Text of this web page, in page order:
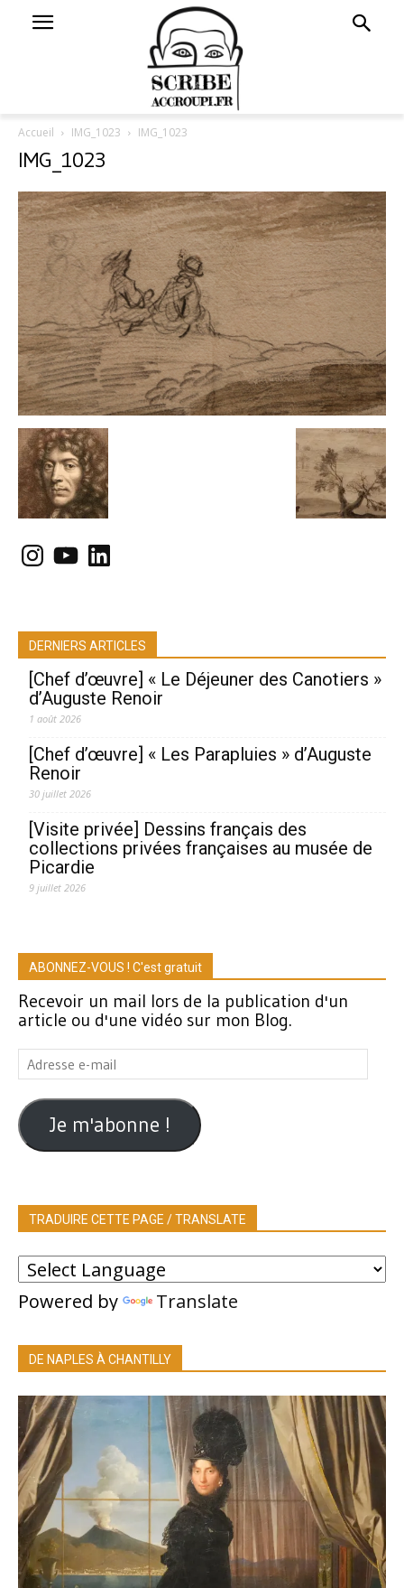
Accueil IMG_1023 IMG_1023
IMG_1023
Instagram
YouTubeLinkedIn
DERNIERS ARTICLES
[Chef d’œuvre] « Le Déjeuner des Canotiers »
d’Auguste Renoir
1 août 2026
[Chef d’œuvre] « Les Parapluies » d’Auguste
Renoir
30 juillet 2026
[Visite privée] Dessins français des
collections privées françaises au musée de
Picardie
9 juillet 2026
ABONNEZ-VOUS ! C'est gratuit
Recevoir un mail lors de la publication d'un
article ou d'une vidéo sur mon Blog.
Adresse
e-
mail
Je m'abonne !
TRADUIRE CETTE PAGE / TRANSLATE
Powered by Translate
DE NAPLES À CHANTILLY